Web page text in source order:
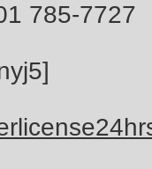
785-7727